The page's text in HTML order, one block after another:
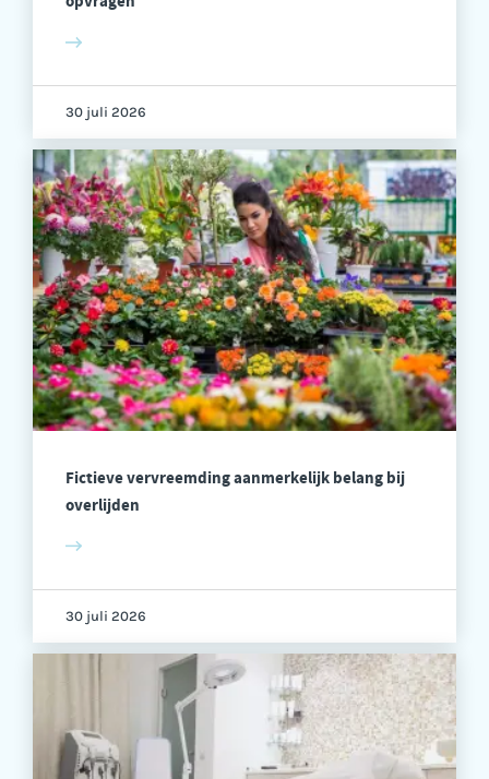
30 juli 2026
Fictieve vervreemding aanmerkelijk belang bij
overlijden
30 juli 2026